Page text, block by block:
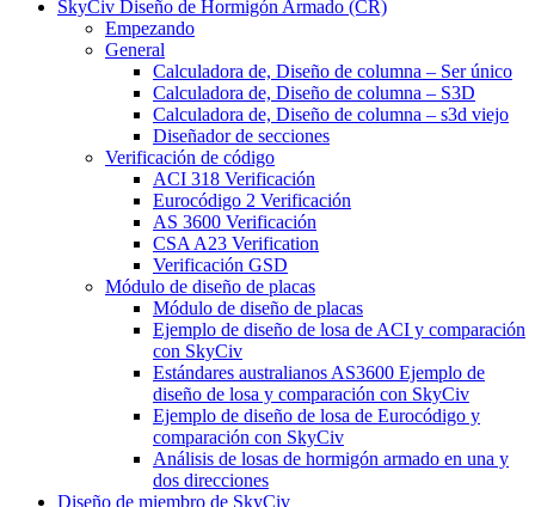
SkyCiv Diseño de Hormigón Armado (CR)
Empezando
General
Calculadora de, Diseño de columna – Ser único
Calculadora de, Diseño de columna – S3D
Calculadora de, Diseño de columna – s3d viejo
Diseñador de secciones
Verificación de código
ACI 318 Verificación
Eurocódigo 2 Verificación
AS 3600 Verificación
CSA A23 Verification
Verificación GSD
Módulo de diseño de placas
Módulo de diseño de placas
Ejemplo de diseño de losa de ACI y comparación
con SkyCiv
Estándares australianos AS3600 Ejemplo de
diseño de losa y comparación con SkyCiv
Ejemplo de diseño de losa de Eurocódigo y
comparación con SkyCiv
Análisis de losas de hormigón armado en una y
dos direcciones
Diseño de miembro de SkyCiv